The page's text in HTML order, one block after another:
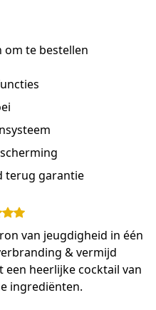
om te bestellen
terug garantie
van jeugdigheid in één
& vermijd
heerlijke cocktail van
ingrediënten.